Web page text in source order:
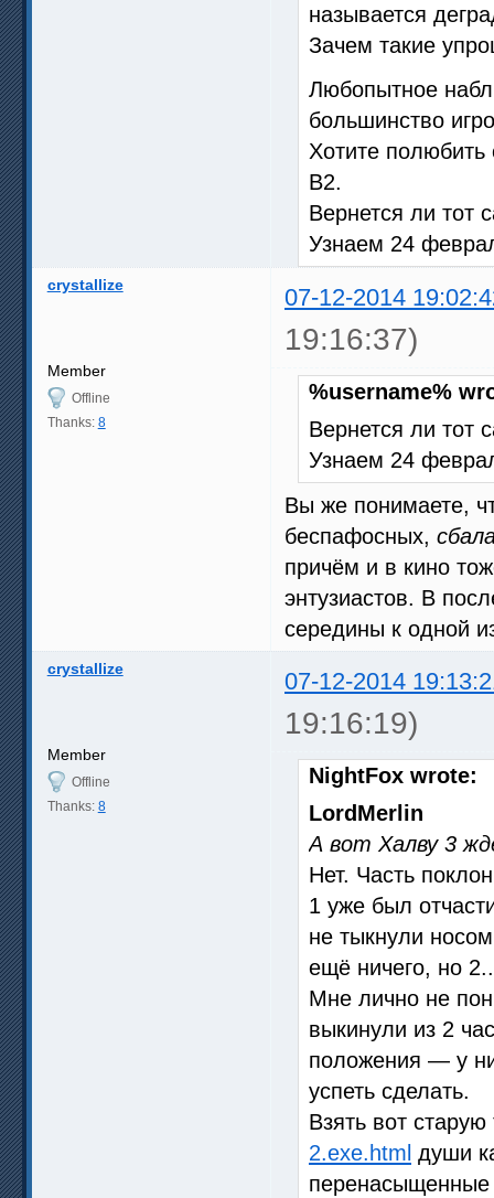
называется
Зачем такие
Любопытное
большинство
Хотите полюбить
В2.
Вернется ли тот
Узнаем 24
crystallize 07-12-2014
19:16:37)
Member
Offline
Thanks: 8
%username%
Вернется ли тот
Узнаем 24
Вы же понимаете,
беспафосных,
причём и в кино
энтузиастов. В
середины к одной
crystallize 07-12-2014
19:16:19)
Member
Offline
Thanks: 8
NightFox wrote:
LordMerlin
А вот Халву 3
Нет. Часть
1 уже был
не тыкнули
ещё ничего, но
Мне лично не
выкинули из 2
положения — у
успеть сделать.
Взять вот
2.exe.html души